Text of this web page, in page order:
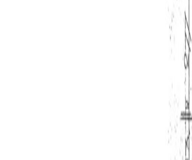
– waarborgsom ter grootte van tweemaal
Tilburg is liefde op het tweede gezicht.
en groeide Guus Meeuwis uit van
en een dwaalgebied vol bijzondere
bezoek de Piushaven voor ontspanning
Levenslied, De Boekenmarkt, Carnaval,